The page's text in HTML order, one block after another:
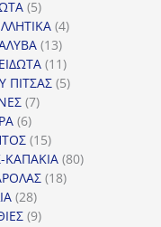
προϊόντα
55
προϊόντα
44
1313
προϊόντα
1111
προϊόντα
ΠΙΤΣΑΣ 55
77
66
προϊόντα
1515
προϊόντα
ΚΑΠΑΚΙΑ 8080
1818
2828
προϊόντα
99